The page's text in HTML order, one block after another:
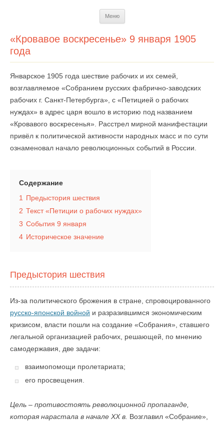
Меню
«Кровавое воскресенье» 9 января 1905
года
Январское 1905 года шествие рабочих и их семей,
возглавляемое «Собранием русских фабрично-заводских
рабочих г. Санкт-Петербурга», с «Петицией о рабочих
нуждах» в адрес царя вошло в историю под названием
«Кровавого воскресенья». Расстрел мирной манифестации
привёл к политической активности народных масс и по сути
ознаменовал начало революционных событий в России.
Содержание
1
Предыстория шествия
2 Текст «Петиции о рабочих нуждах»
3 События 9 января
4 Историческое значение
Предыстория шествия
Из-за политического брожения в стране, спровоцированного
русско-японской войной и разразившимся экономическим
кризисом, власти пошли на создание «Собрания», ставшего
легальной организацией рабочих, решающей, по мнению
самодержавия, две задачи:
взаимопомощи пролетариата;
его просвещения.
Цель – противостоять революционной пропаганде,
которая нарастала в начале XX в. Возглавил «Собрание»,